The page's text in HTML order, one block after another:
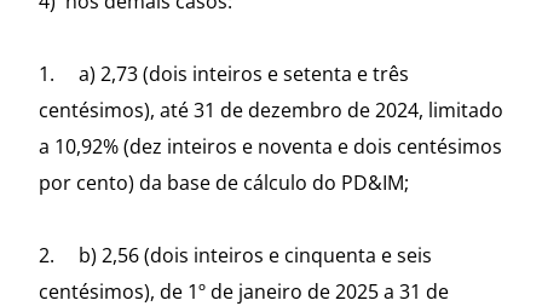
1. a) 2,73 (dois inteiros e setenta e três
centésimos), até 31 de dezembro de 2024, limitado
a 10,92% (dez inteiros e noventa e dois centésimos
por cento) da base de cálculo do PD&IM;
2. b) 2,56 (dois inteiros e cinquenta e seis
centésimos), de 1º de janeiro de 2025 a 31 de